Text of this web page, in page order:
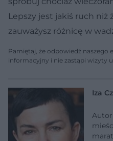
Lepszy jest jakiś ruch niż
zauważysz różnicę w
Pamiętaj, że odpowiedź naszego
informacyjny i nie zastąpi wizyty u
Iza